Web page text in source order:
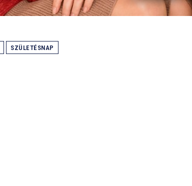
SZÜLETÉSNAP